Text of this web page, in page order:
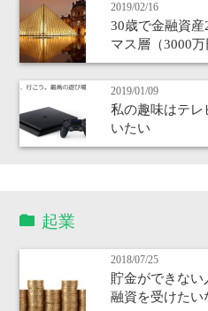
2019/02/16
30歳で金融資
マス層（3000万
2019/01/09
私の趣味はテ
いたい
起業
2018/07/25
貯金ができない
融資を受けたい